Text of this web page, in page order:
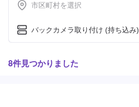
市区町村を選択
バックカメラ取り付け (持ち込み)
8件見つかりました